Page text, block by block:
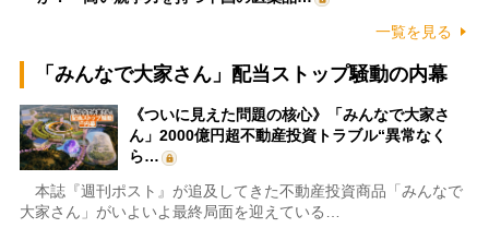
一覧を見る
「みんなで大家さん」配当ストップ騒動の内幕
《ついに見えた問題の核心》「みんなで大家さ
ん」2000億円超不動産投資トラブル“異常なく
ら…
本誌『週刊ポスト』が追及してきた不動産投資商品「みんなで
大家さん」がいよいよ最終局面を迎えている…